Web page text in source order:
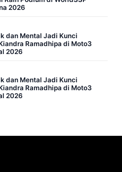
2026
dan Mental Jadi Kunci
Ramadhipa di Moto3
2026
dan Mental Jadi Kunci
Ramadhipa di Moto3
2026